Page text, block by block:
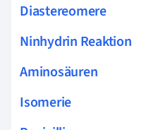
Diastereomere
Ninhydrin Reaktion
Aminosäuren
Isomerie